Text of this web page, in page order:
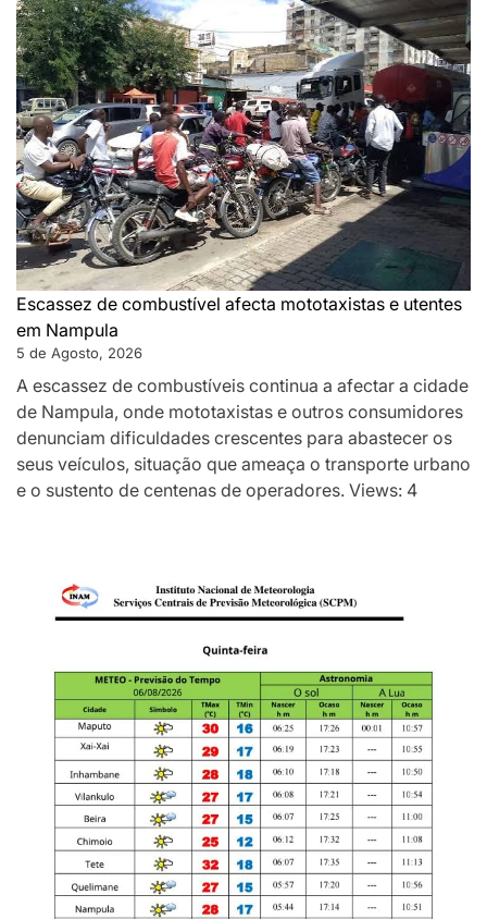
Escassez de combustível afecta mototaxistas e utentes
em Nampula
5 de Agosto, 2026
A escassez de combustíveis continua a afectar a cidade
de Nampula, onde mototaxistas e outros consumidores
denunciam dificuldades crescentes para abastecer os
seus veículos, situação que ameaça o transporte urbano
e o sustento de centenas de operadores. Views: 4